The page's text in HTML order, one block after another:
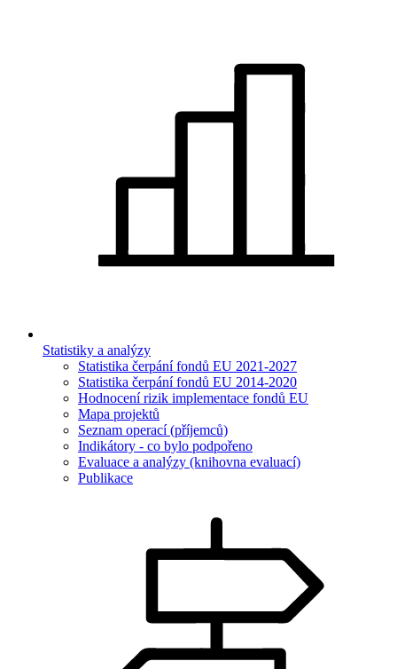
Statistiky a analýzy
Statistika čerpání fondů EU 2021-2027
Statistika čerpání fondů EU 2014-2020
Hodnocení rizik implementace fondů EU
Mapa projektů
Seznam operací (příjemců)
Indikátory - co bylo podpořeno
Evaluace a analýzy (knihovna evaluací)
Publikace